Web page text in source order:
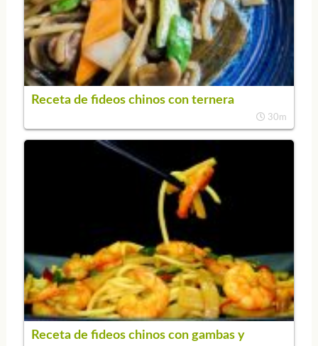
Receta de fideos chinos con ternera
30m
Receta de fideos chinos con gambas y